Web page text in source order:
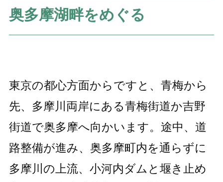
奥多摩湖畔をめぐる
東京の都心方面からですと、青梅から
先、多摩川両岸にある青梅街道か吉野
街道で奥多摩へ向かいます。途中、道
路整備が進み、奥多摩町内を通らずに
多摩川の上流、小河内ダムと堰き止め